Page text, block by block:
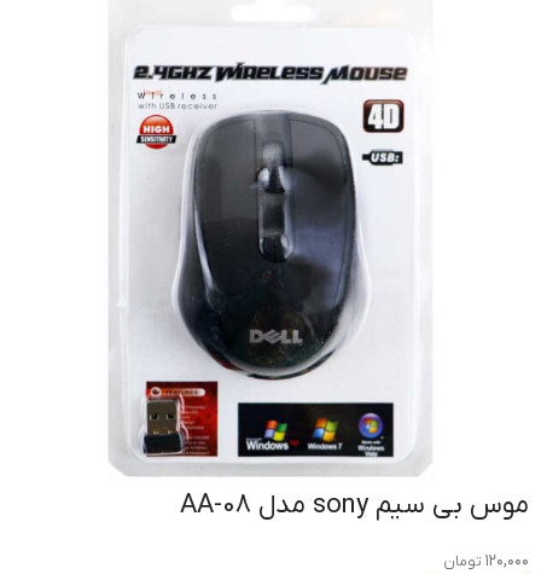
موس بی سیم sony مدل AA-08
۱۲۰,۰۰۰ تومان